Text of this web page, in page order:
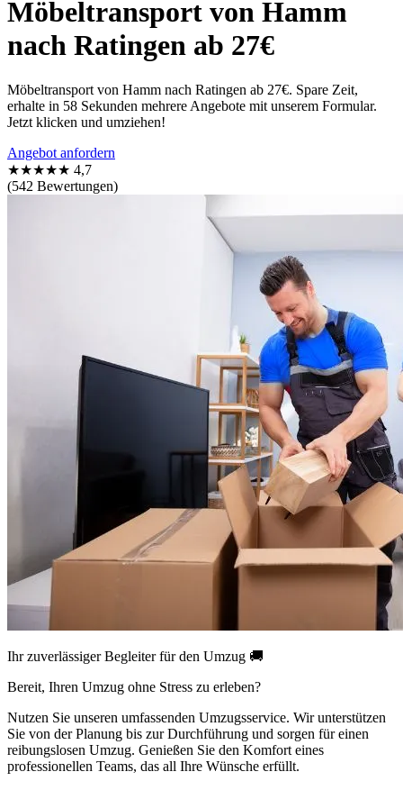
Möbeltransport von Hamm
nach Ratingen ab 27€
Möbeltransport von Hamm nach Ratingen ab 27€. Spare Zeit,
erhalte in 58 Sekunden mehrere Angebote mit unserem Formular.
Jetzt klicken und umziehen!
Angebot anfordern
★★★★★ 4,7
(542 Bewertungen)
Ihr zuverlässiger Begleiter für den Umzug 🚚
Bereit, Ihren Umzug ohne Stress zu erleben?
Nutzen Sie unseren umfassenden Umzugsservice. Wir unterstützen
Sie von der Planung bis zur Durchführung und sorgen für einen
reibungslosen Umzug. Genießen Sie den Komfort eines
professionellen Teams, das all Ihre Wünsche erfüllt.